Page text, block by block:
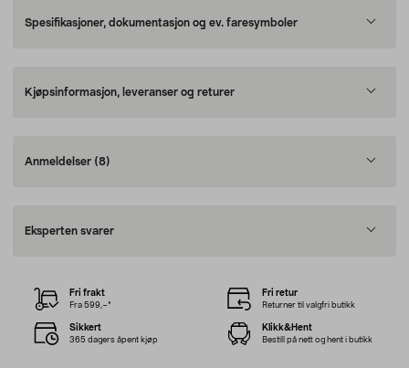
Spesifikasjoner, dokumentasjon og ev. faresymboler
Kjøpsinformasjon, leveranser og returer
Anmeldelser (8)
Eksperten svarer
Fri frakt
Fra 599,–*
Fri retur
Returner til valgfri butikk
Sikkert
365 dagers åpent kjøp
Klikk&Hent
Bestill på nett og hent i butikk